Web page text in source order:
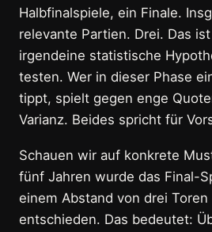
Halbfinalspiele, ein Finale.
relevante Partien. Drei. Das
irgendeine statistische
testen. Wer in dieser Phase
tippt, spielt gegen enge
Varianz. Beides spricht für
Schauen wir auf konkrete
fünf Jahren wurde das Final-
einem Abstand von drei
entschieden. Das bedeutet: